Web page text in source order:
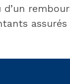
d’un